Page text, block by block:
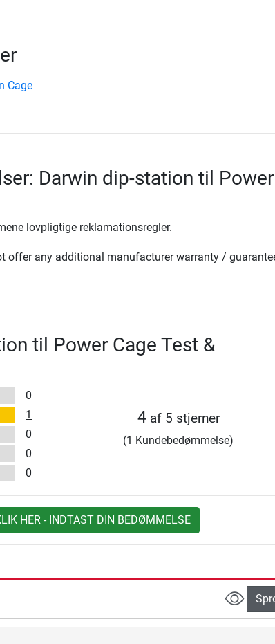
Cage
Darwin dip-station til Power
lovpligtige reklamationsregler.
offer any additional manufacturer warranty /
til Power Cage Test &
0
1
0
0
0
4af 5 stjerner
(1 Kundebedømmelse)
HER - INDTAST DIN BEDØMMELSE